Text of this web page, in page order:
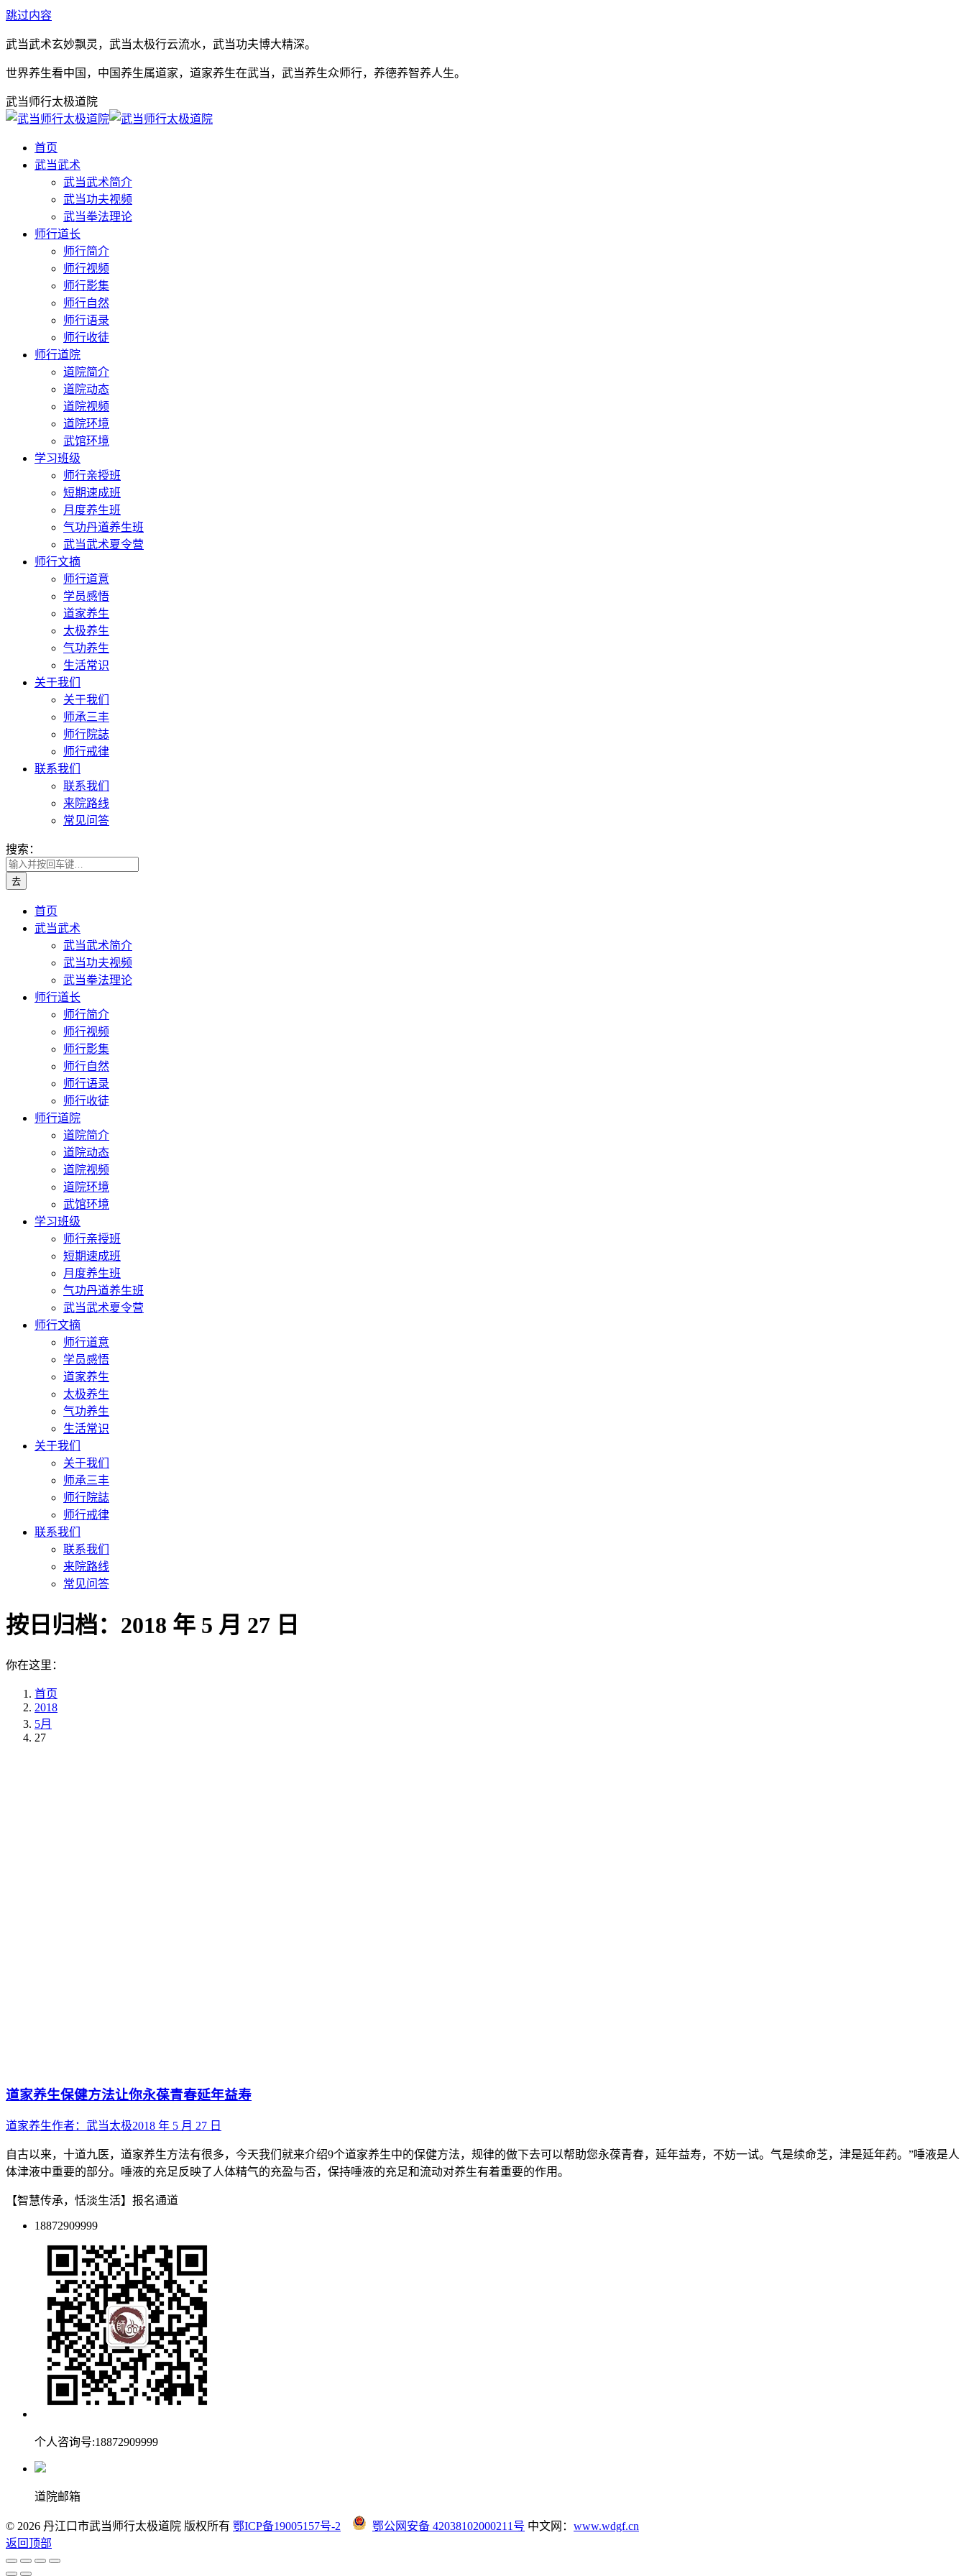
跳过内容
武当武术玄妙飘灵，武当太极行云流水，武当功夫博大精深。
世界养生看中国，中国养生属道家，道家养生在武当，武当养生众师行，养德养智养人生。
武当师行太极道院
首页
武当武术
武当武术简介
武当功夫视频
武当拳法理论
师行道长
师行简介
师行视频
师行影集
师行自然
师行语录
师行收徒
师行道院
道院简介
道院动态
道院视频
道院环境
武馆环境
学习班级
师行亲授班
短期速成班
月度养生班
气功丹道养生班
武当武术夏令营
师行文摘
师行道意
学员感悟
道家养生
太极养生
气功养生
生活常识
关于我们
关于我们
师承三丰
师行院誌
师行戒律
联系我们
联系我们
来院路线
常见问答
搜索：
首页
武当武术
武当武术简介
武当功夫视频
武当拳法理论
师行道长
师行简介
师行视频
师行影集
师行自然
师行语录
师行收徒
师行道院
道院简介
道院动态
道院视频
道院环境
武馆环境
学习班级
师行亲授班
短期速成班
月度养生班
气功丹道养生班
武当武术夏令营
师行文摘
师行道意
学员感悟
道家养生
太极养生
气功养生
生活常识
关于我们
关于我们
师承三丰
师行院誌
师行戒律
联系我们
联系我们
来院路线
常见问答
按日归档： 2018 年 5 月 27 日
你在这里：
首页
2018
5月
27
道家养生保健方法让你永葆青春延年益寿
道家养生作者： 武当太极2018 年 5 月 27 日
自古以来，十道九医，道家养生方法有很多，今天我们就来介绍9个道家养生中的保健方法，规律的做下去可以帮助您永葆青春，延年益寿，不妨一试。气是续命芝，津是延年药。”唾液是人
体津液中重要的部分。唾液的充足反映了人体精气的充盈与否，保持唾液的充足和流动对养生有着重要的作用。
【智慧传承，恬淡生活】报名通道
18872909999
个人咨询号:18872909999
道院邮箱
© 2026 丹江口市武当师行太极道院 版权所有 鄂ICP备19005157号-2 鄂公网安备 42038102000211号 中文网： www.wdgf.cn
返回顶部